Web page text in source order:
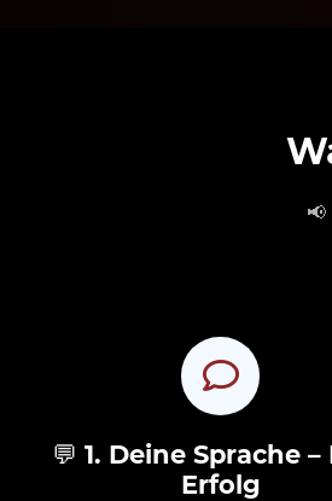
📢
💬 1. Deine Sprache –
Erfolg